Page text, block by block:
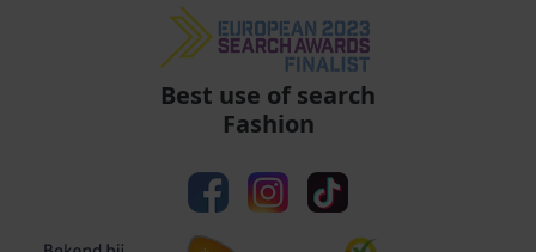
Best use of search
Fashion